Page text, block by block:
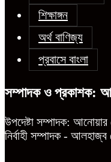
শিক্ষাঙ্গন
অর্থ বাণিজ্য
প্রবাসে বাংলা
সম্পাদক ও প্রকাশক:
উপদেষ্টা সম্পাদক:
নির্বাহী সম্পাদক -